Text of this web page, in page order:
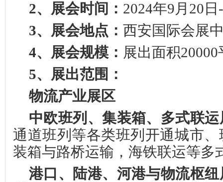
2、 展会时间： 2024年9月 20 日 -
3、 展会地点： 西安国际会展
4、 展会规模： 展出面积20000
5、 展出范围 ：
物流产业展区
中欧班列、集装箱、 多式联运
通道班列 等各类班列 开通城市、
装箱与路桥运输， 海铁联运等多
港口 、陆港、 河港与物流枢纽